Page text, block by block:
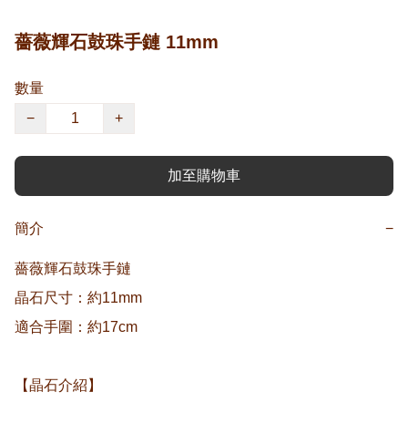
薔薇輝石鼓珠手鏈 11mm
數量
−
+
加至購物車
簡介 −
薔薇輝石鼓珠手鏈
晶石尺寸：約11mm
適合手圍：約17cm
【晶石介紹】